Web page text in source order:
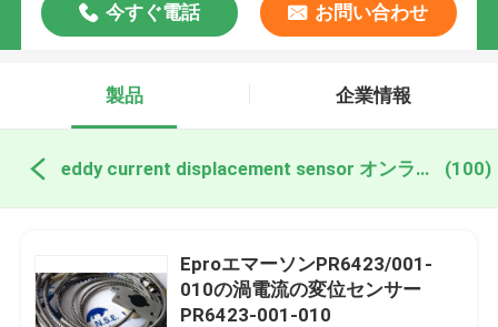
今すぐ電話 お問い合わせ
製品 企業情報
eddy current displacement sensor オンライン製造 (100)
EproエマーソンPR6423/001-
010の渦電流の変位センサー
PR6423-001-010